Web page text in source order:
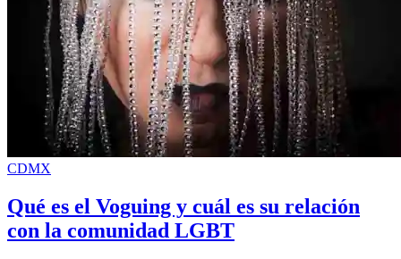
CDMX
Qué es el Voguing y cuál es su relación
con la comunidad LGBT